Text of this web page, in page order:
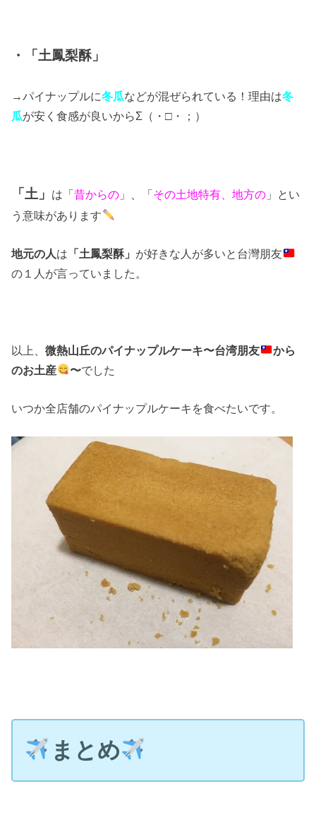
・「土鳳梨酥」
→パイナップルに冬瓜などが混ぜられている！理由は冬
瓜が安く食感が良いからΣ（・□・；）
「土」 は「昔からの 」、「その土地特有、地方の 」とい
う意味があります
地元の人は 「土鳳梨酥」 が好きな人が多いと台灣朋友
の１人が言っていました。
以上、微熱山丘のパイナップルケーキ〜台湾朋友
から
のお土産
〜でした
いつか全店舗のパイナップルケーキを食べたいです。
まとめ